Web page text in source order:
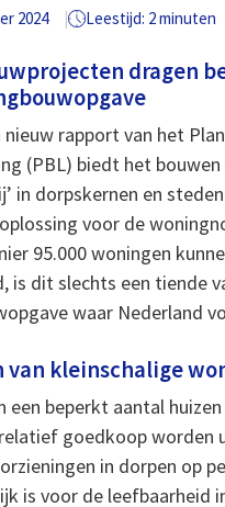
2024 Leestijd: 2 minuten
dragen
nieuw rapport van het
(PBL) biedt het bouwen
in dorpskernen en
voor de
95.000 woningen
is dit slechts een tiende
waar Nederland
van kleinschalige
een beperkt aantal
goedkoop worden
in dorpen op
is voor de leefbaarheid